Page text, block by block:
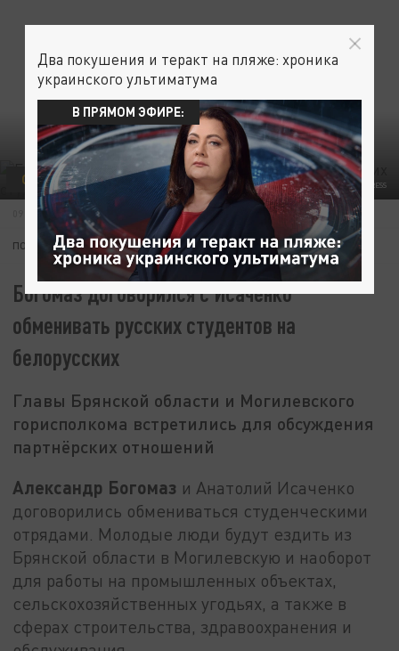
ФОТО: DMITRY CHASOVITIN/GLOBALLOOKPRESS
ОБЩЕСТВО
09 ИЮЛЯ 16:11
ПОДПИШИТЕСЬ:
Богомаз договорился с Исаченко
обменивать русских студентов на
белорусских
Главы Брянской области и Могилевского
горисполкома встретились для обсуждения
партнёрских отношений
Александр Богомаз и Анатолий Исаченко
договорились обмениваться студенческими
отрядами. Молодые люди будут ездить из
Брянской области в Могилевскую и наоборот
для работы на промышленных объектах,
сельскохозяйственных угодьях, а также в
сферах строительства, здравоохранения и
Два покушения и теракт на пляже: хроника
украинского ультиматума
В ПРЯМОМ ЭФИРЕ: